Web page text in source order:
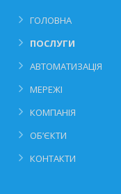
ГОЛОВНА
ПОСЛУГИ
АВТОМАТИЗАЦІЯ
МЕРЕЖІ
КОМПАНІЯ
ОБ’ЄКТИ
КОНТАКТИ